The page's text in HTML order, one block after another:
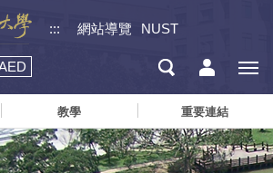
::: 網站導覽 NUST
教學 重要連結